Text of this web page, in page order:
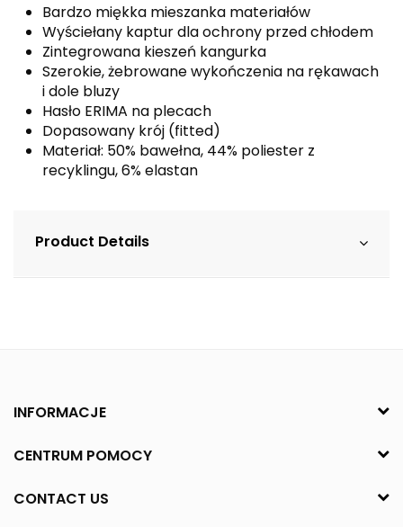
Bardzo miękka mieszanka materiałów
Wyściełany kaptur dla ochrony przed chłodem
Zintegrowana kieszeń kangurka
Szerokie, żebrowane wykończenia na rękawach
i dole bluzy
Hasło ERIMA na plecach
Dopasowany krój (fitted)
Materiał: 50% bawełna, 44% poliester z
recyklingu, 6% elastan
Product Details
INFORMACJE
CENTRUM POMOCY
CONTACT US